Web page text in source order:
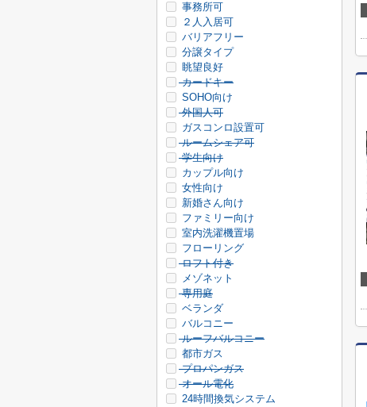
事務所可
２人入居可
バリアフリー
分譲タイプ
眺望良好
カードキー
SOHO向け
外国人可
ガスコンロ設置可
ルームシェア可
学生向け
カップル向け
女性向け
新婚さん向け
ファミリー向け
室内洗濯機置場
フローリング
ロフト付き
メゾネット
専用庭
ベランダ
バルコニー
ルーフバルコニー
都市ガス
プロパンガス
オール電化
24時間換気システム